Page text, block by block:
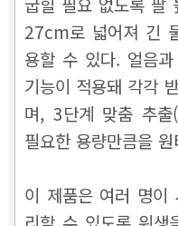
27cm로 넓어져 긴
용할 수 있다. 얼음과
기능이 적용돼 각각
며, 3단계 맞춤 추
필요한 용량만큼을
이 제품은 여러 명이